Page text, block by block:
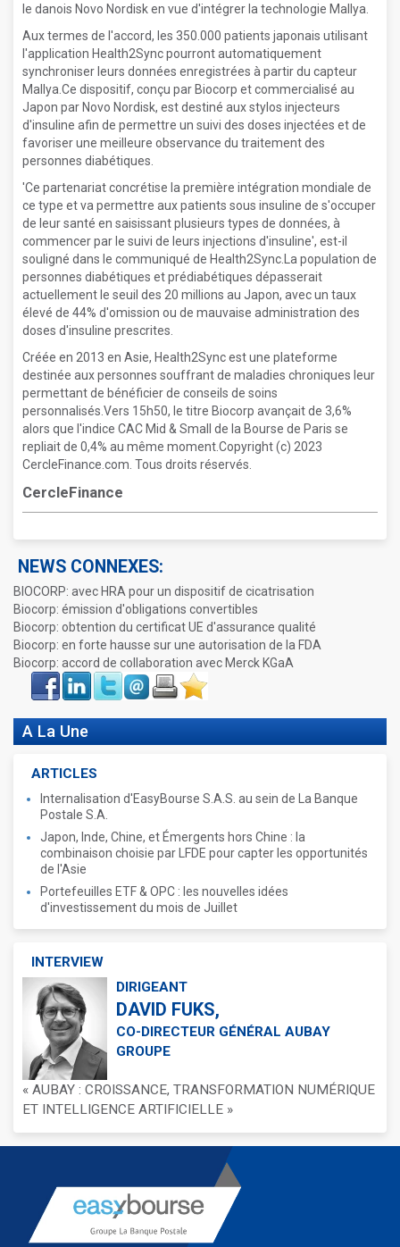
le danois Novo Nordisk en vue d'intégrer la technologie Mallya.
Aux termes de l'accord, les 350.000 patients japonais utilisant
l'application Health2Sync pourront automatiquement
synchroniser leurs données enregistrées à partir du capteur
Mallya.Ce dispositif, conçu par Biocorp et commercialisé au
Japon par Novo Nordisk, est destiné aux stylos injecteurs
d'insuline afin de permettre un suivi des doses injectées et de
favoriser une meilleure observance du traitement des
personnes diabétiques.
'Ce partenariat concrétise la première intégration mondiale de
ce type et va permettre aux patients sous insuline de s'occuper
de leur santé en saisissant plusieurs types de données, à
commencer par le suivi de leurs injections d'insuline', est-il
souligné dans le communiqué de Health2Sync.La population de
personnes diabétiques et prédiabétiques dépasserait
actuellement le seuil des 20 millions au Japon, avec un taux
élevé de 44% d'omission ou de mauvaise administration des
doses d'insuline prescrites.
Créée en 2013 en Asie, Health2Sync est une plateforme
destinée aux personnes souffrant de maladies chroniques leur
permettant de bénéficier de conseils de soins
personnalisés.Vers 15h50, le titre Biocorp avançait de 3,6%
alors que l'indice CAC Mid & Small de la Bourse de Paris se
repliait de 0,4% au même moment.Copyright (c) 2023
CercleFinance.com. Tous droits réservés.
CercleFinance
NEWS CONNEXES:
BIOCORP: avec HRA pour un dispositif de cicatrisation
Biocorp: émission d'obligations convertibles
Biocorp: obtention du certificat UE d'assurance qualité
Biocorp: en forte hausse sur une autorisation de la FDA
Biocorp: accord de collaboration avec Merck KGaA
Face
book
LinkIn Twitter Envoyer ImprimerFavoris
A La Une
ARTICLES
Internalisation d'EasyBourse S.A.S. au sein de La Banque
Postale S.A.
Japon, Inde, Chine, et Émergents hors Chine : la
combinaison choisie par LFDE pour capter les opportunités
de l'Asie
Portefeuilles ETF & OPC : les nouvelles idées
d'investissement du mois de Juillet
INTERVIEW
DIRIGEANT
DAVID FUKS,
CO-DIRECTEUR GÉNÉRAL AUBAY
GROUPE
« AUBAY : CROISSANCE, TRANSFORMATION NUMÉRIQUE
ET INTELLIGENCE ARTIFICIELLE »